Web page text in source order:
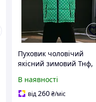
Пуховик чоловічий
якісний зимовий Тнф,
пуховик Tnf Чоловічі
зимові куртки-пуховики
В наявності
від260₴/міс